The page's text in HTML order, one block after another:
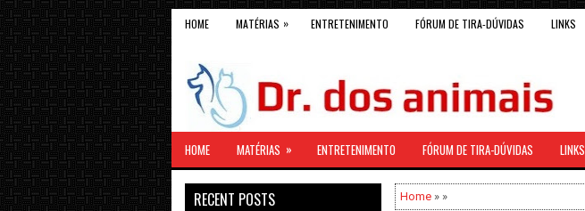
HOME MATÉRIAS » ENTRETENIMENTO FÓRUM DE TIRA-DÚVIDAS LINKS
HOME MATÉRIAS » ENTRETENIMENTO FÓRUM DE TIRA-DÚVIDAS LINKS
Home » »
RECENT POSTS